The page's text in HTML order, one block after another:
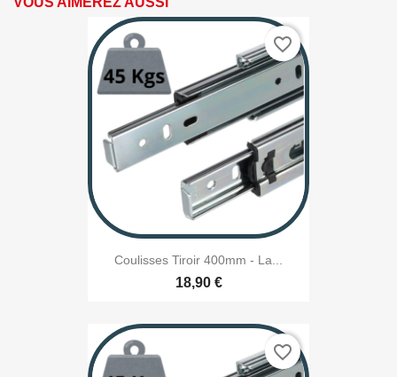
Coulisses Tiroir 400mm - La...
18,90 €
favorite_border
favorite_border